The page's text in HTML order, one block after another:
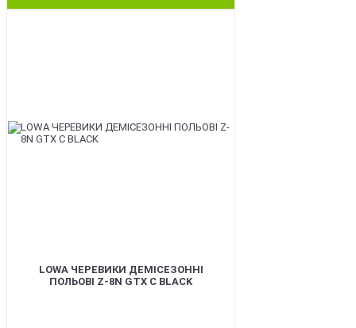
LOWA ЧЕРЕВИКИ ДЕМІСЕЗОННІ
ПОЛЬОВІ Z-8N GTX C BLACK